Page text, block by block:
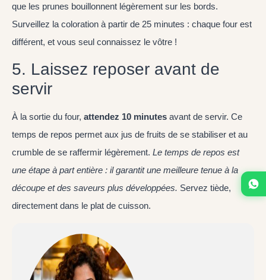
que les prunes bouillonnent légèrement sur les bords.
Surveillez la coloration à partir de 25 minutes : chaque four est
différent, et vous seul connaissez le vôtre !
5. Laissez reposer avant de
servir
À la sortie du four, attendez 10 minutes avant de servir. Ce
temps de repos permet aux jus de fruits de se stabiliser et au
crumble de se raffermir légèrement. Le temps de repos est
une étape à part entière : il garantit une meilleure tenue à la
découpe et des saveurs plus développées. Servez tiède,
directement dans le plat de cuisson.